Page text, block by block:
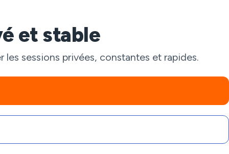
et stable
sessions privées, constantes et rapides.